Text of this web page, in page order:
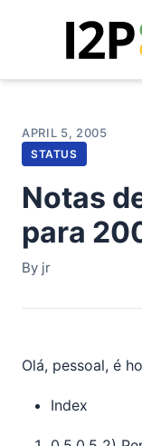
APRIL 5, 2005
STATUS
Notas
para
By jr
Olá, pessoal, é
Index